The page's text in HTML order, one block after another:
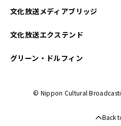
2024年06月
2024年05月
2024年04月
文化放送メディアブリッジ
文化放送エクステンド
グリーン・ドルフィン
© Nippon Cultural
Back